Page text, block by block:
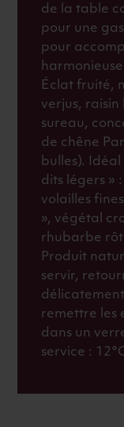
de la table
pour une
pour
Éclat fruité,
verjus,
sureau,
de chêne
bulles).
dits légers »
volailles
», végétal
rhubarbe
Produit
servir,
remettre les
dans un
service :